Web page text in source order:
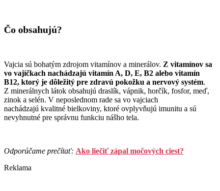
Čo obsahujú?
Vajcia sú bohatým zdrojom vitamínov a minerálov. Z vitamínov sa
vo vajíčkach nachádzajú vitamín A, D, E, B2 alebo vitamín
B12, ktorý je dôležitý pre zdravú pokožku a nervový systém.
Z minerálnych látok obsahujú draslík, vápnik, horčík, fosfor, meď,
zinok a selén. V neposlednom rade sa vo vajciach
nachádzajú kvalitné bielkoviny, ktoré ovplyvňujú imunitu a sú
nevyhnutné pre správnu funkciu nášho tela.
Odporúčame prečítať: Ako liečiť zápal močových ciest?
Reklama